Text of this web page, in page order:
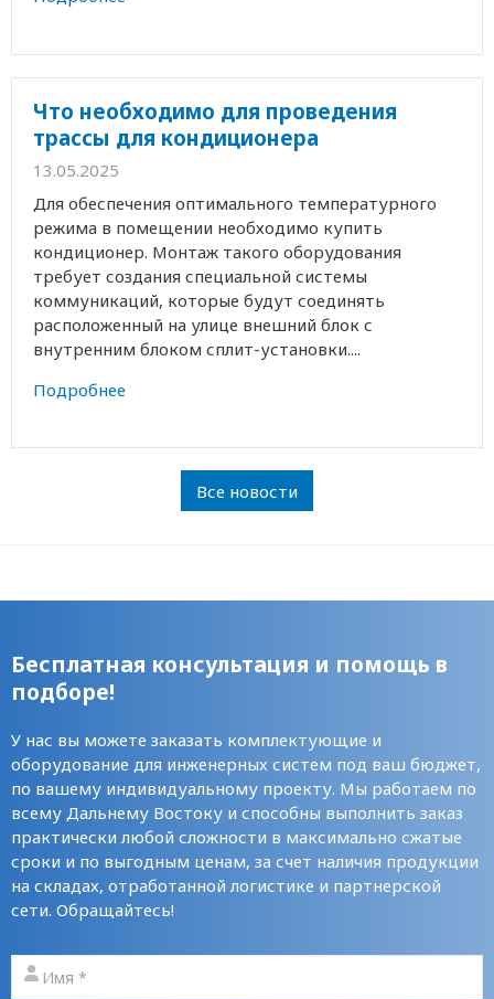
Что необходимо для проведения
трассы для кондиционера
13.05.2025
Для обеспечения оптимального температурного
режима в помещении необходимо купить
кондиционер. Монтаж такого оборудования
требует создания специальной системы
коммуникаций, которые будут соединять
расположенный на улице внешний блок с
внутренним блоком сплит-установки....
Подробнее
Все новости
Бесплатная консультация и помощь в
подборе!
У нас вы можете заказать комплектующие и
оборудование для инженерных систем под ваш бюджет,
по вашему индивидуальному проекту. Мы работаем по
всему Дальнему Востоку и способны выполнить заказ
практически любой сложности в максимально сжатые
сроки и по выгодным ценам, за счет наличия продукции
на складах, отработанной логистике и партнерской
сети. Обращайтесь!